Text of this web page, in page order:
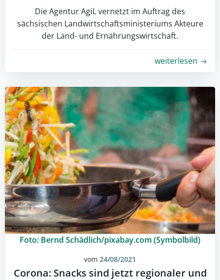
Die Agentur AgiL vernetzt im Auftrag des
sächsischen Landwirtschaftsministeriums Akteure
der Land- und Ernährungswirtschaft.
weiterlesen
Foto: Bernd Schädlich/pixabay.com (Symbolbild)
vom 24/08/2021
Corona: Snacks sind jetzt regionaler und